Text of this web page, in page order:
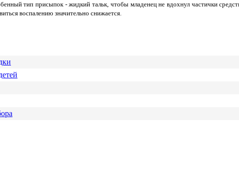
тип присыпок - жидкий тальк, чтобы младенец не вдохнул частички
воспалению значительно снижается.